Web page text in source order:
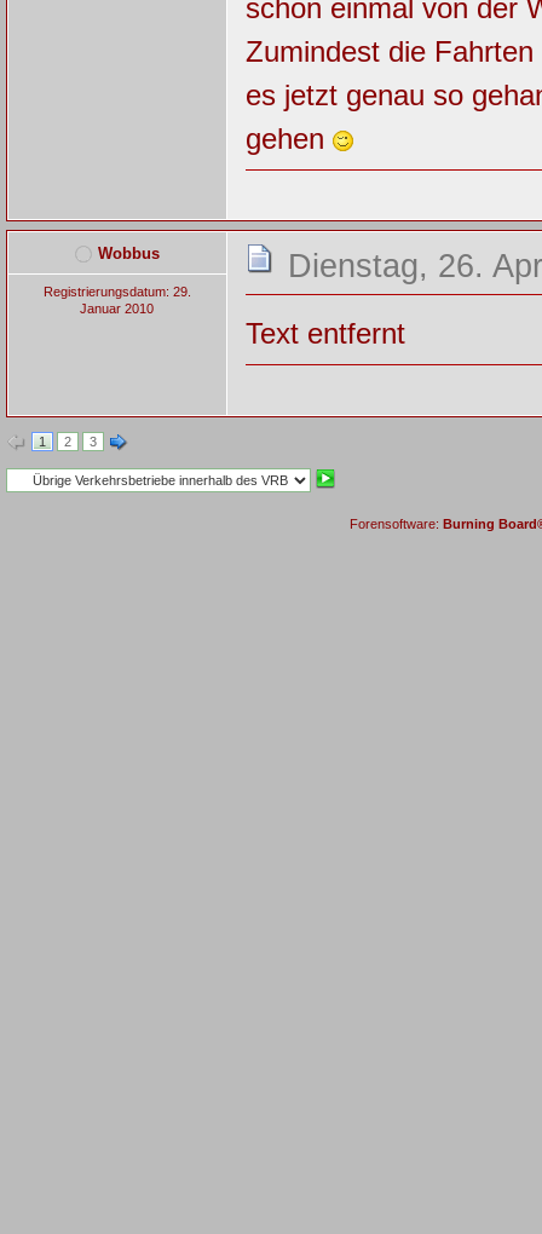
schon einmal von der
Zumindest die
es jetzt genau so
gehen
Wobbus
Registrierungsdatum: 29.
Januar 2010
Dienstag, 26.
Text entfernt
1 2 3
Forensoftware: Burning